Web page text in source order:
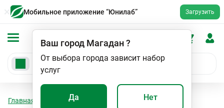
Мобильное приложение “Юнилаб” Загрузить
Ваш город Магадан?
От выбора города зависит набор
услуг
Да Нет
Главная Анализы
ПЦР - диагностика